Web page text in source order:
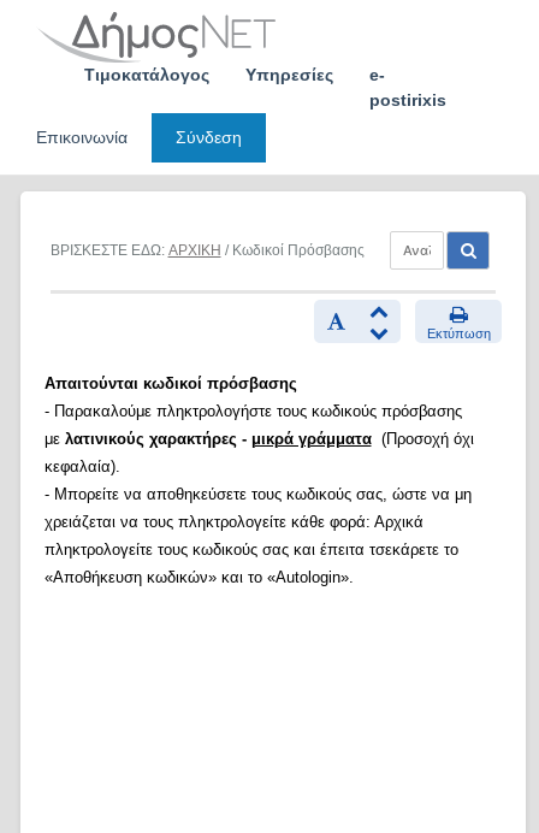
Τιμοκατάλογος Υπηρεσίες
e-
postirixis
Επικοινωνία
Σύνδεση
ΒΡΙΣΚΕΣΤΕ ΕΔΩ: ΑΡΧΙΚΗ / Κωδικοί Πρόσβασης
Εκτύπωση
Απαιτούνται κωδικοί πρόσβασης
- Παρακαλούμε πληκτρολογήστε τους κωδικούς πρόσβασης
με λατινικούς χαρακτήρες - μικρά γράμματα(Προσοχή όχι
κεφαλαία).
- Μπορείτε να αποθηκεύσετε τους κωδικούς σας, ώστε να μη
χρειάζεται να τους πληκτρολογείτε κάθε φορά: Αρχικά
πληκτρολογείτε τους κωδικούς σας και έπειτα τσεκάρετε το
«Αποθήκευση κωδικών» και το «Autologin».